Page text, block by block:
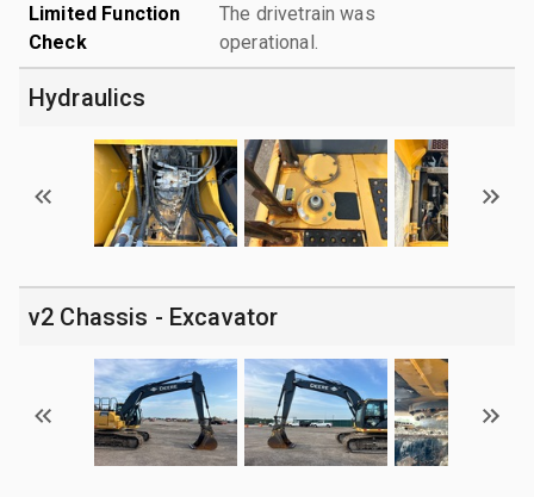
Limited Function
Check
The drivetrain was
operational.
Hydraulics
v2 Chassis - Excavator